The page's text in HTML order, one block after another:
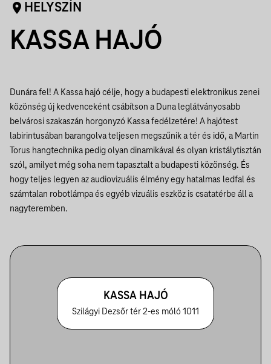
HELYSZÍN
KASSA HAJÓ
Dunára fel! A Kassa hajó célje, hogy a budapesti elektronikus zenei
közönség új kedvenceként csábítson a Duna leglátványosabb
belvárosi szakaszán horgonyzó Kassa fedélzetére! A hajótest
labirintusában barangolva teljesen megszűnik a tér és idő, a Martin
Torus hangtechnika pedig olyan dinamikával és olyan kristálytisztán
szól, amilyet még soha nem tapasztalt a budapesti közönség. És
hogy teljes legyen az audiovizuális élmény egy hatalmas ledfal és
számtalan robotlámpa és egyéb vizuális eszköz is csatatérbe áll a
nagyteremben.
KASSA HAJÓ
Szilágyi Dezsőr tér 2-es móló 1011